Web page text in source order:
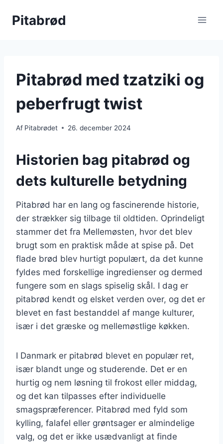
Pitabrød
Pitabrød med tzatziki og
peberfrugt twist
Af Pitabrødet 26. december 2024
Historien bag pitabrød og
dets kulturelle betydning
Pitabrød har en lang og fascinerende historie,
der strækker sig tilbage til oldtiden. Oprindeligt
stammer det fra Mellemøsten, hvor det blev
brugt som en praktisk måde at spise på. Det
flade brød blev hurtigt populært, da det kunne
fyldes med forskellige ingredienser og dermed
fungere som en slags spiselig skål. I dag er
pitabrød kendt og elsket verden over, og det er
blevet en fast bestanddel af mange kulturer,
især i det græske og mellemøstlige køkken.
I Danmark er pitabrød blevet en populær ret,
især blandt unge og studerende. Det er en
hurtig og nem løsning til frokost eller middag,
og det kan tilpasses efter individuelle
smagspræferencer. Pitabrød med fyld som
kylling, falafel eller grøntsager er almindelige
valg, og det er ikke usædvanligt at finde